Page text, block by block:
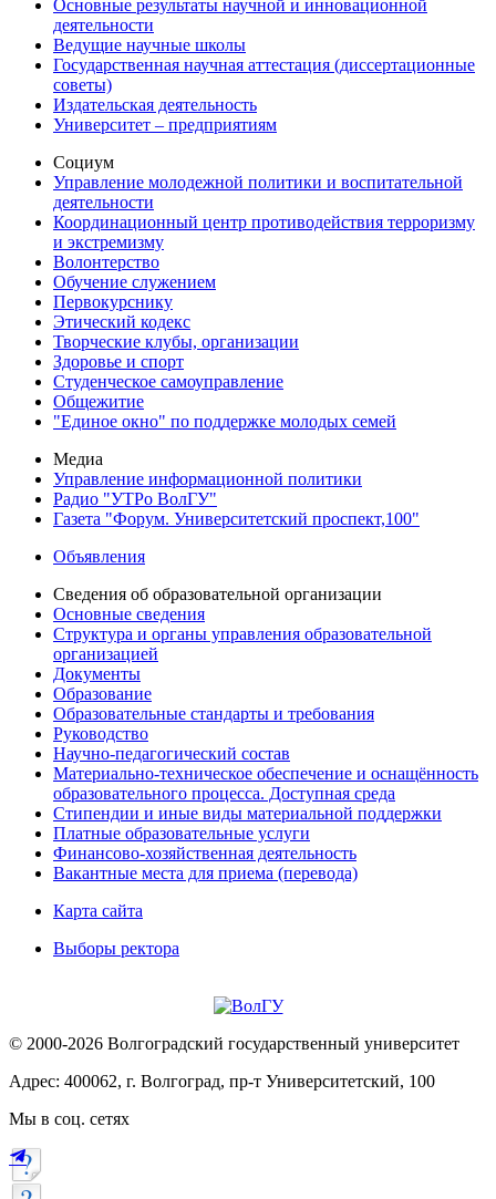
Основные результаты научной и инновационной
деятельности
Ведущие научные школы
Государственная научная аттестация (диссертационные
советы)
Издательская деятельность
Университет – предприятиям
Социум
Управление молодежной политики и воспитательной
деятельности
Координационный центр противодействия терроризму
и экстремизму
Волонтерство
Обучение служением
Первокурснику
Этический кодекс
Творческие клубы, организации
Здоровье и спорт
Студенческое самоуправление
Общежитие
"Единое окно" по поддержке молодых семей
Медиа
Управление информационной политики
Радио "УТРо ВолГУ"
Газета "Форум. Университетский проспект,100"
Объявления
Сведения об образовательной организации
Основные сведения
Структура и органы управления образовательной
организацией
Документы
Образование
Образовательные стандарты и требования
Руководство
Научно-педагогический состав
Материально-техническое обеспечение и оснащённость
образовательного процесса. Доступная среда
Стипендии и иные виды материальной поддержки
Платные образовательные услуги
Финансово-хозяйственная деятельность
Вакантные места для приема (перевода)
Карта сайта
Выборы ректора
© 2000-2026 Волгоградский государственный университет
Адрес: 400062, г. Волгоград, пр-т Университетский, 100
Мы в соц. сетях